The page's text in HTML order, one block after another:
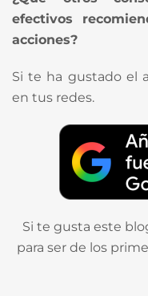
efectivos
acciones?
Si te ha gustado el
en tus redes.
Si te gusta este
para ser de los